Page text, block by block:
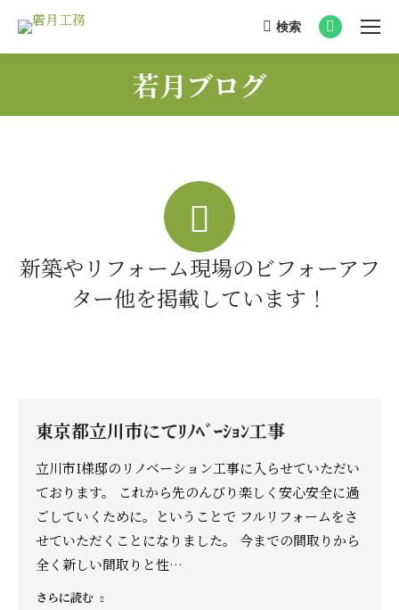
Search:
検索
Facebook
page
若月ブログ
You are here:
新築やリフォーム現場のビフォーアフ
ター他を掲載しています！
東京都立川市にてﾘﾉﾍﾞｰｼｮﾝ工事
立川市I様邸のリノベーション工事に入らせていただい
ております。 これから先のんびり楽しく安心安全に過
ごしていくために。ということで フルリフォームをさ
せていただくことになりました。 今までの間取りから
全く新しい間取りと性…
さらに読む